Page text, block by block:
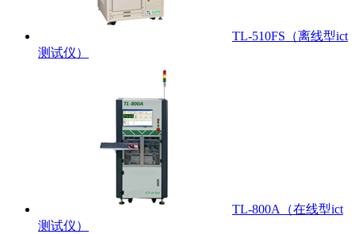
TL-510FS（离线型ict
测试仪）
TL-800A（在线型ict
测试仪）